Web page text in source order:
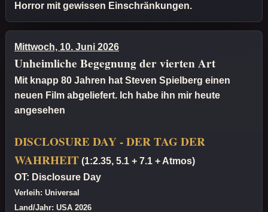
Horror mit gewissen Einschränkungen.
Mittwoch, 10. Juni 2026
Unheimliche Begegnung der vierten Art
Mit knapp 80 Jahren hat Steven Spielberg einen
neuen Film abgeliefert. Ich habe ihn mir heute
angesehen
DISCLOSURE DAY - DER TAG DER
WAHRHEIT (1:2.35, 5.1 + 7.1 + Atmos)
OT: Disclosure Day
Verleih: Universal
Land/Jahr: USA 2026